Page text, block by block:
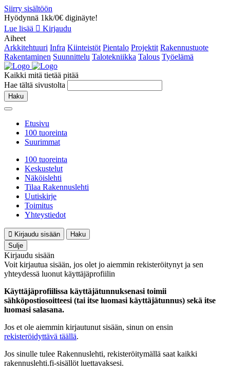
Siirry sisältöön
Hyödynnä 1kk/0€ diginäyte!
Lue lisää
Kirjaudu
Aiheet
Arkkitehtuuri Infra Kiinteistöt Pientalo Projektit Rakennustuote
Rakentaminen Suunnittelu Talotekniikka Talous Työelämä
Kaikki mitä tietää pitää
Hae tältä sivustolta
Haku
Etusivu
100 tuoreinta
Suurimmat
100 tuoreinta
Keskustelut
Näköislehti
Tilaa Rakennuslehti
Uutiskirje
Toimitus
Yhteystiedot
Kirjaudu sisään
Haku
Sulje
Kirjaudu sisään
Voit kirjautua sisään, jos olet jo aiemmin rekisteröitynyt ja sen
yhteydessä luonut käyttäjäprofiilin
Käyttäjäprofiilissa käyttäjätunnuksenasi toimii
sähköpostiosoitteesi (tai itse luomasi käyttäjätunnus) sekä itse
luomasi salasana.
Jos et ole aiemmin kirjautunut sisään, sinun on ensin
rekisteröidyttävä täällä.
Jos sinulle tulee Rakennuslehti, rekisteröitymällä saat kaikki
rakennuslehti.fi-sisällöt luettavaksesi.